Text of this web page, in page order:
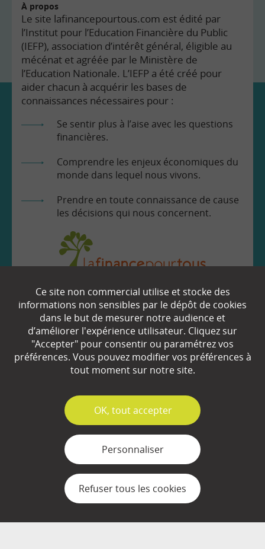
À propos
Le site lafinancepourtous.com est édité par
l’Institut pour l’Education Financière du Public
(IEFP), association d’intérêt général, éligible au
mécénat et agréée par le Ministère de
l’Education Nationale. L’IEFP a été créé pour
aider chacun à acquérir les bases de
connaissances nécessaires pour :
Se sentir plus à l’aise avec les questions
financières.
Comprendre les enjeux économiques du
monde dans lequel nous vivons.
Prendre en toute connaissance de cause
les décisions qui nous concernent.
EN SAVOIR
Qui sommes-nous ?
Partenaires
Plan du site
Mentions légales
Gestion des cookies
Ce site non commercial utilise et stocke des
informations non sensibles par le dépôt de cookies
dans le but de mesurer notre audience et
d’améliorer l'expérience utilisateur. Cliquez sur
"Accepter" pour consentir ou paramétrez vos
préférences. Vous pouvez modifier vos préférences à
tout moment sur notre site.
✓
OK, tout accepter
Personnaliser
Refuser tous les cookies